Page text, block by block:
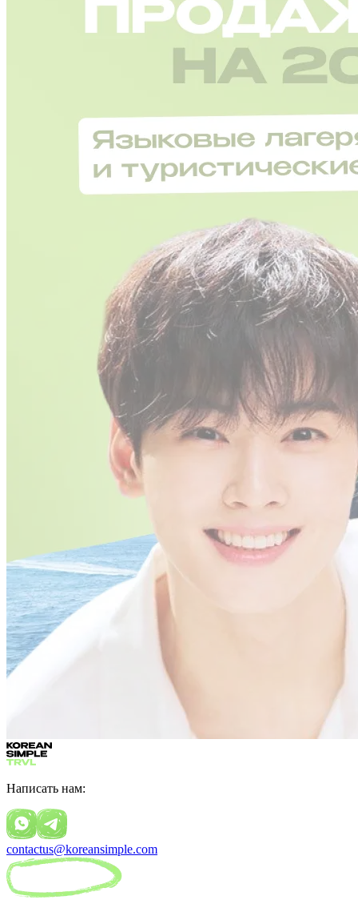
Написать нам:
contactus@koreansimple.com